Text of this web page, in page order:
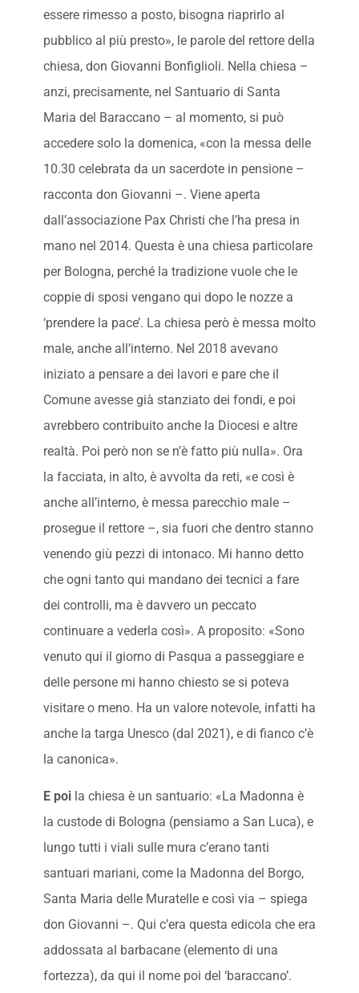
essere rimesso a posto, bisogna riaprirlo al
pubblico al più presto», le parole del rettore della
chiesa, don Giovanni Bonfiglioli. Nella chiesa –
anzi, precisamente, nel Santuario di Santa
Maria del Baraccano – al momento, si può
accedere solo la domenica, «con la messa delle
10.30 celebrata da un sacerdote in pensione –
racconta don Giovanni –. Viene aperta
dall’associazione Pax Christi che l’ha presa in
mano nel 2014. Questa è una chiesa particolare
per Bologna, perché la tradizione vuole che le
coppie di sposi vengano qui dopo le nozze a
‘prendere la pace’. La chiesa però è messa molto
male, anche all’interno. Nel 2018 avevano
iniziato a pensare a dei lavori e pare che il
Comune avesse già stanziato dei fondi, e poi
avrebbero contribuito anche la Diocesi e altre
realtà. Poi però non se n’è fatto più nulla». Ora
la facciata, in alto, è avvolta da reti, «e così è
anche all’interno, è messa parecchio male –
prosegue il rettore –, sia fuori che dentro stanno
venendo giù pezzi di intonaco. Mi hanno detto
che ogni tanto qui mandano dei tecnici a fare
dei controlli, ma è davvero un peccato
continuare a vederla così». A proposito: «Sono
venuto qui il giorno di Pasqua a passeggiare e
delle persone mi hanno chiesto se si poteva
visitare o meno. Ha un valore notevole, infatti ha
anche la targa Unesco (dal 2021), e di fianco c’è
la canonica».
E poi la chiesa è un santuario: «La Madonna è
la custode di Bologna (pensiamo a San Luca), e
lungo tutti i viali sulle mura c’erano tanti
santuari mariani, come la Madonna del Borgo,
Santa Maria delle Muratelle e così via – spiega
don Giovanni –. Qui c’era questa edicola che era
addossata al barbacane (elemento di una
fortezza), da qui il nome poi del ‘baraccano’.